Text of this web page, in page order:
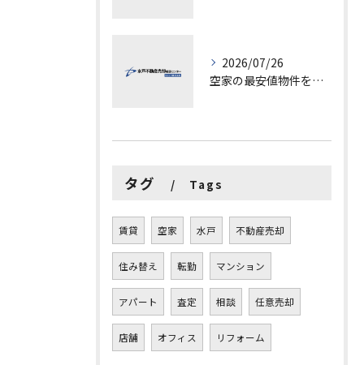
2026/07/26
空家の最安値物件を茨城県水戸市つくば市で探す方法と賢い売却ポイントを徹底解説
タグ Tags
賃貸 空家 水戸 不動産売却
住み替え 転勤 マンション
アパート 査定 相談 任意売却
店舗 オフィス リフォーム